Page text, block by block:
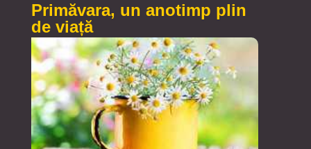
Primăvara, un anotimp plin
de viață